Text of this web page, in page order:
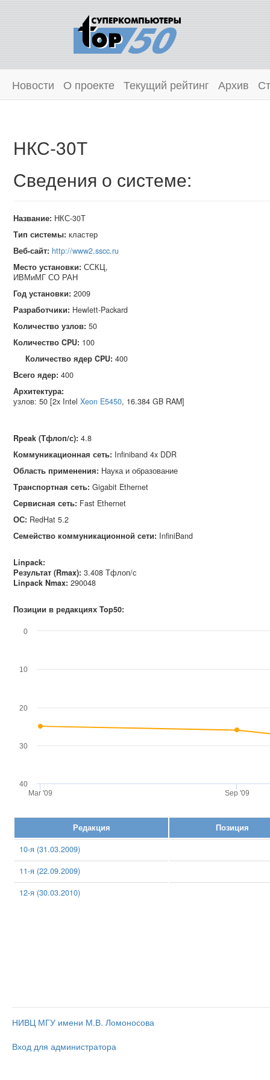
Новости О проекте Текущий рейтинг Архив
НКС-30Т
Сведения о системе:
Название: НКС-30Т
Тип системы: кластер
Веб-сайт: http://www2.sscc.ru
Место установки: ССКЦ,
ИВМиМГ СО РАН
Год установки: 2009
Разработчики: Hewlett‑Packard
Количество узлов: 50
Количество CPU: 100
Количество ядер CPU: 400
Всего ядер: 400
Архитектура:
узлов: 50 [2x Intel Xeon E5450, 16.384 GB RAM]
Rpeak (Тфлоп/с): 4.8
Коммуникационная сеть: Infiniband 4x DDR
Область применения: Наука и образование
Транспортная сеть: Gigabit Ethernet
Сервисная сеть: Fast Ethernet
ОС: RedHat 5.2
Семейство коммуникационной сети: InfiniBand
Linpack:
Результат (Rmax): 3.408 Тфлоп/с
Linpack Nmax: 290048
Позиции в редакциях Top50:
Mar '09 Sep '09
0
10
20
30
40
Редакция
Позиция
10-я (31.03.2009)
11-я (22.09.2009)
12-я (30.03.2010)
НИВЦ МГУ имени М.В. Ломоносова
Вход для администратора